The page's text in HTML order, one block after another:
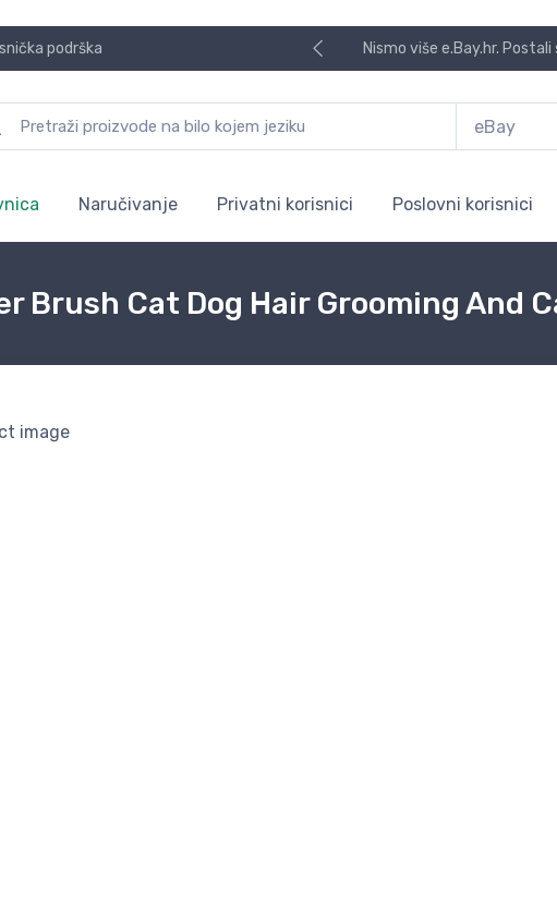
podrška Nismo više e.Bay.hr. Postali
Naručivanje Privatni korisnici Poslovni korisnici
Brush Cat Dog Hair Grooming And